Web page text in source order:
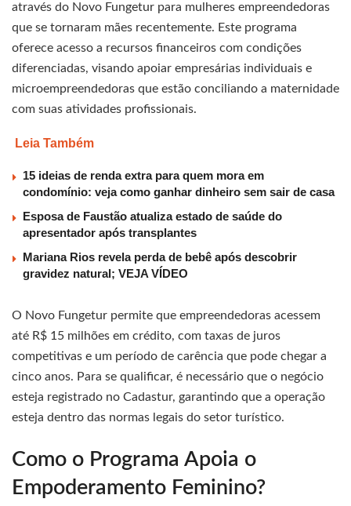
através do Novo Fungetur para mulheres empreendedoras
que se tornaram mães recentemente. Este programa
oferece acesso a recursos financeiros com condições
diferenciadas, visando apoiar empresárias individuais e
microempreendedoras que estão conciliando a maternidade
com suas atividades profissionais.
Leia Também
15 ideias de renda extra para quem mora em
condomínio: veja como ganhar dinheiro sem sair de casa
Esposa de Faustão atualiza estado de saúde do
apresentador após transplantes
Mariana Rios revela perda de bebê após descobrir
gravidez natural; VEJA VÍDEO
O Novo Fungetur permite que empreendedoras acessem
até R$ 15 milhões em crédito, com taxas de juros
competitivas e um período de carência que pode chegar a
cinco anos. Para se qualificar, é necessário que o negócio
esteja registrado no Cadastur, garantindo que a operação
esteja dentro das normas legais do setor turístico.
Como o Programa Apoia o
Empoderamento Feminino?